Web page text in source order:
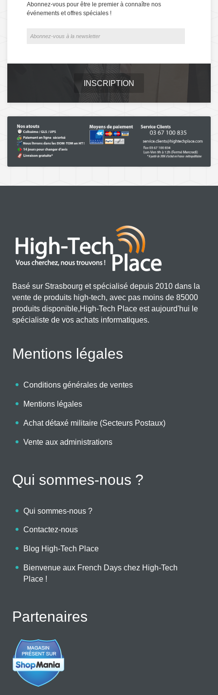
Abonnez-vous pour être le premier à connaître nos
événements et offres spéciales !
INSCRIPTION
Basé sur Strasbourg et spécialisé depuis 2010 dans la
vente de produits high-tech, avec pas moins de 85000
produits disponible,High-Tech Place est aujourd'hui le
spécialiste de vos achats informatiques.
Mentions légales
Conditions générales de ventes
Mentions légales
Achat détaxé militaire (Secteurs Postaux)
Vente aux administrations
Qui sommes-nous ?
Qui sommes-nous ?
Contactez-nous
Blog High-Tech Place
Bienvenue aux French Days chez High-Tech
Place !
Partenaires